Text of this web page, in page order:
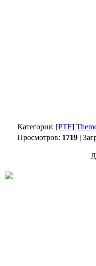
Категория: [PTF]
Просмотров: 1719 |